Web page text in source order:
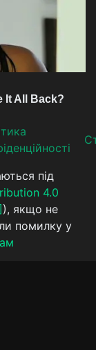
під
4.0
), якщо не
помилку у